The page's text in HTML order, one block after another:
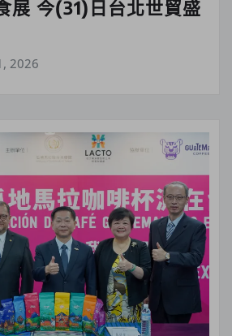
展 今(31)日台北世貿盛
2026